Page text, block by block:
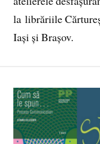
la librăriile
Iași și Brașov.